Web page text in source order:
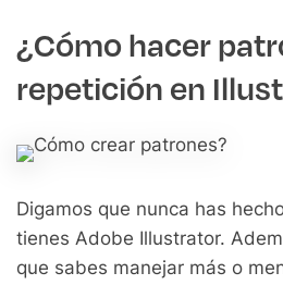
¿Cómo hacer
repetición en
Digamos que nunca has
tienes Adobe Illustrator.
que sabes manejar más o